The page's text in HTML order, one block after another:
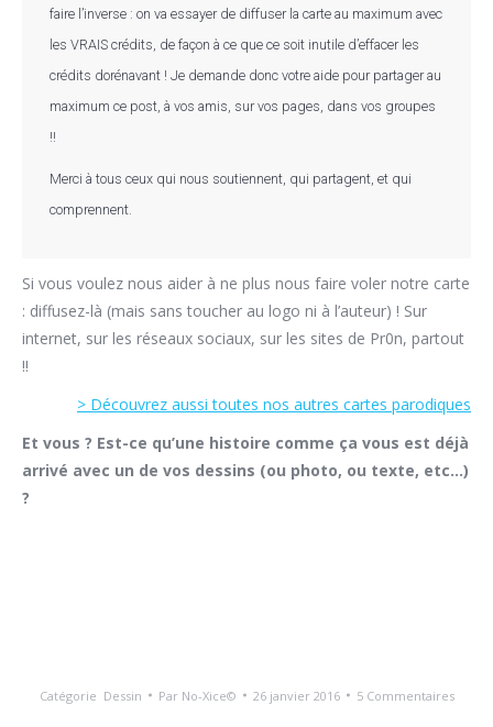
faire l’inverse : on va essayer de diffuser la carte au maximum avec
les VRAIS crédits, de façon à ce que ce soit inutile d’effacer les
crédits dorénavant ! Je demande donc votre aide pour partager au
maximum ce post, à vos amis, sur vos pages, dans vos groupes
!!
Merci à tous ceux qui nous soutiennent, qui partagent, et qui
comprennent.
Si vous voulez nous aider à ne plus nous faire voler notre carte
: diffusez-là (mais sans toucher au logo ni à l’auteur) ! Sur
internet, sur les réseaux sociaux, sur les sites de Pr0n, partout
!!
> Découvrez aussi toutes nos autres cartes parodiques
Et vous ? Est-ce qu’une histoire comme ça vous est déjà
arrivé avec un de vos dessins (ou photo, ou texte, etc…)
?
Catégorie Dessin Par No-Xice© 26 janvier 2016 5 Commentaires